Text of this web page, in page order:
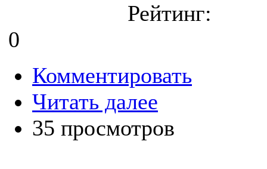
Рейтинг:
0
Комментировать
Читать далее
35 просмотров